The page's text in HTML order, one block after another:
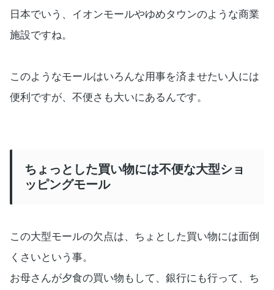
日本でいう、イオンモールやゆめタウンのような商業
施設ですね。
このようなモールはいろんな用事を済ませたい人には
便利ですが、不便さも大いにあるんです。
ちょっとした買い物には不便な大型ショ
ッピングモール
この大型モールの欠点は、ちょとした買い物には面倒
くさいという事。
お母さんが夕食の買い物もして、銀行にも行って、ち